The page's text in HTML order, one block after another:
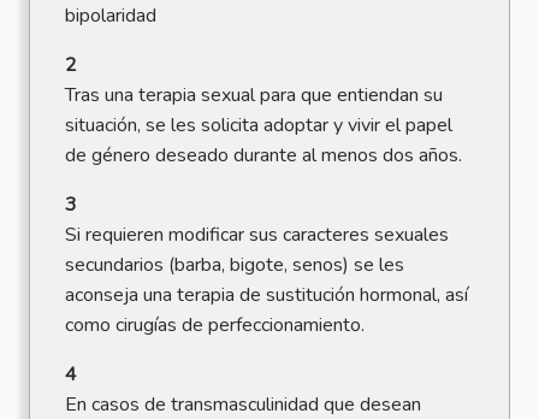
bipolaridad
2
Tras una terapia sexual para que entiendan su
situación, se les solicita adoptar y vivir el papel
de género deseado durante al menos dos años.
3
Si requieren modificar sus caracteres sexuales
secundarios (barba, bigote, senos) se les
aconseja una terapia de sustitución hormonal, así
como cirugías de perfeccionamiento.
4
En casos de transmasculinidad que desean